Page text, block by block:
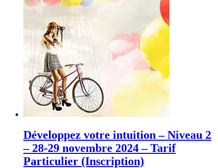
Développez votre intuition – Niveau 2
– 28-29 novembre 2024 – Tarif
Particulier (Inscription)